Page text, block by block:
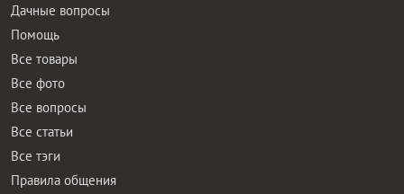
Дачные вопросы
Помощь
Все товары
Все фото
Все вопросы
Все статьи
Все тэги
Правила общения